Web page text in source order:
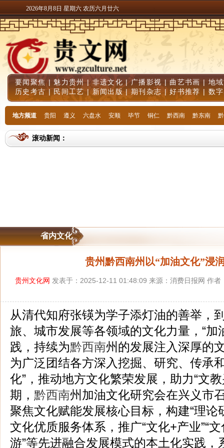
2026年8月8日 星期六 农历六月廿六
要闻聚焦| 魅力贵州|非遗文化 |广播影视 | 曲艺书画 | 地
历史考古 | 民间工艺 | 新闻出版|期刊杂志 |好书推荐 | 数
地方频道 贵阳 遵义 六盘水 安顺 毕节 铜仁 黔西南 黔东南
滚动新闻：
省内文化
贵州黔西南州以“加油文化”浸
贵州文化网 发表于：2025-12-11 01:48:09 来源：消费日报网 作者
从清代知府张锳为学子添灯油的善举，
旅、城市发展等各领域的文化力量，“加
践，持续为黔西南州的发展注入深厚的
为广泛团结各方深入挖掘、研究、传承
化”，推动地方文化繁荣发展，助力“文
期， 黔西南州加油文化研究会在兴义市
聚焦文化赋能发展核心目标，构建“理论
文化优质服务体系，推广“文化+产业”“
游”等先进融合发展模式的本土化实践